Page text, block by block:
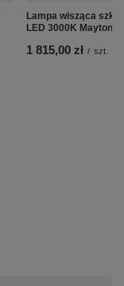
Lampa wisząca
LED 3000K Maytoni
1 815,00 zł / szt.